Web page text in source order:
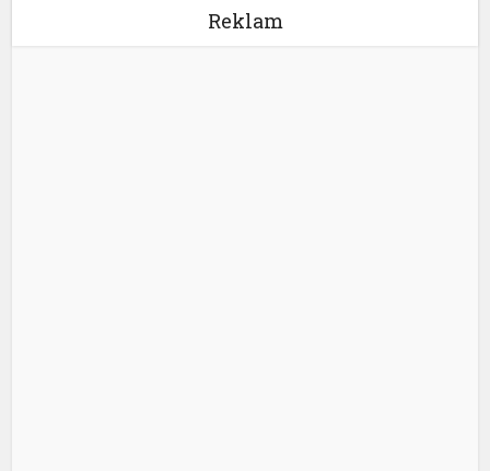
Reklam